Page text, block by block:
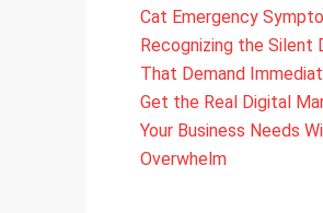
Cat Emergency
Recognizing the Silent
That Demand
Get the Real Digital
Your Business Needs
Overwhelm